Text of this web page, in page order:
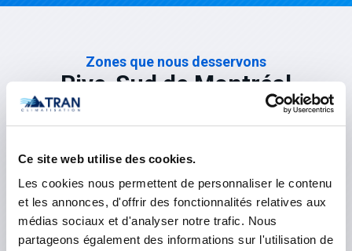
Ce site web utilise des cookies.
Les cookies nous permettent de personnaliser le contenu
et les annonces, d'offrir des fonctionnalités relatives aux
médias sociaux et d'analyser notre trafic. Nous
partageons également des informations sur l'utilisation de
Zones que nous desservons
Rive-Sud de Montréal
Acton
Acton Vale